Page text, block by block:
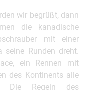
wir begrüßt, dann
die kanadische
mit einer
seine Runden dreht.
ein Rennen mit
des Kontinents alle
Die Regeln des